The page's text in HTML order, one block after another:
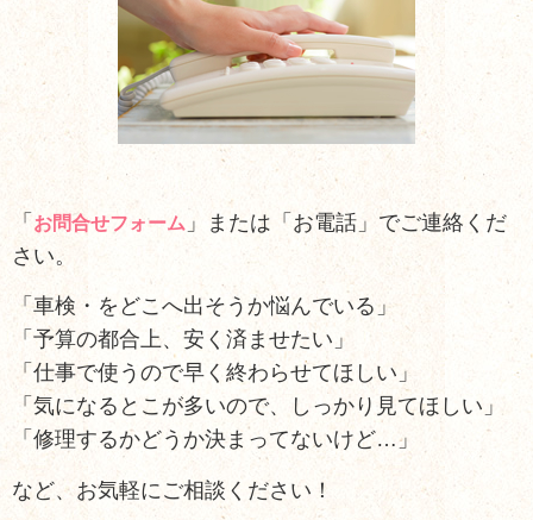
「 お問合せフォーム 」または「お電話」でご連絡くだ
さい。
「車検・をどこへ出そうか悩んでいる」
「予算の都合上、安く済ませたい」
「仕事で使うので早く終わらせてほしい」
「気になるとこが多いので、しっかり見てほしい」
「修理するかどうか決まってないけど…」
など、お気軽にご相談ください！